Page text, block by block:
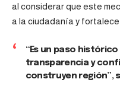
al considerar que este
a la ciudadanía y
“Es un paso
transparencia y
construyen región”,